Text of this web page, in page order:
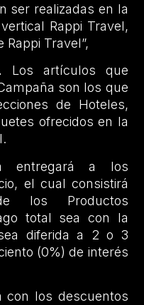
ser realizadas en la
Rappi Travel,
Travel”,
Los artículos que
son los que
de Hoteles,
ofrecidos en la
entregará a los
el cual consistirá
los Productos
total sea con la
diferida a 2 o 3
(0%) de interés
con los descuentos